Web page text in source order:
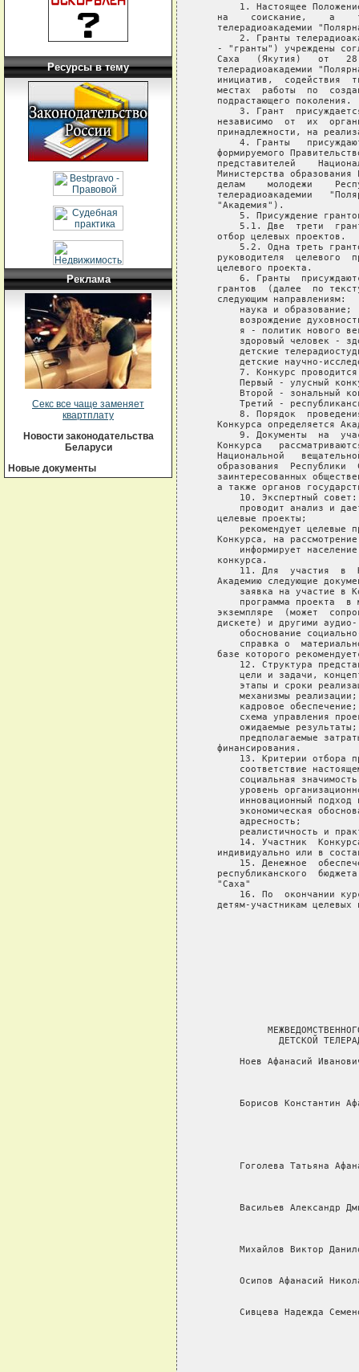
Ресурсы в тему
Реклама
Секс все чаще заменяет
квартплату
Новости законодательства
Беларуси
Новые документы
1. Настоящее
на    соискание,    а
телерадиоакадемии
2. Гранты
- "гранты") учреждены
Саха   (Якутия)   от
телерадиоакадемии
инициатив,  содействия
местах  работы  по
   подрастающего поколения.
3. Грант
независимо  от  их
принадлежности, на
4. Гранты
формируемого
представителей
Министерства образования
делам    молодежи
телерадиоакадемии
   "Академия").
5. Присуждение
5.1. Две  трети
   отбор целевых проектов.
5.2. Одна треть
руководителя  целевого
   целевого проекта.
6. Гранты
грантов  (далее  по
   следующим направлениям:
       наука и образование;
возрождение
я - политик нового
здоровый человек -
детские
детские научно-
7. Конкурс
Первый - улусный
Второй - зональный
Третий -
8. Порядок
Конкурса определяется
9. Документы  на
Конкурса
Национальной
образования  Республики
заинтересованных
а также органов
       10. Экспертный совет:
проводит анализ и
   целевые проекты;
рекомендует целевые
Конкурса, на
информирует
   конкурса.
11. Для  участия  в
Академию следующие
заявка на участие в
программа проекта  в
экземпляре  (может
дискете) и другими
обоснование
справка о
базе которого
12. Структура
цели и задачи,
этапы и сроки
       механизмы реализации;
       кадровое обеспечение;
схема управления
       ожидаемые результаты;
предполагаемые
   финансирования.
13. Критерии отбора
соответствие
социальная
уровень
инновационный подход
экономическая
       адресность;
реалистичность и
14. Участник
индивидуально или в
15. Денежное
республиканского
   "Саха"
16. По  окончании
детям-участникам целевых
ДЕТСКОЙ
Ноев Афанасий
Борисов Константин
Гоголева Татьяна
Васильев Александр
Михайлов Виктор
Осипов Афанасий
Сивцева Надежда